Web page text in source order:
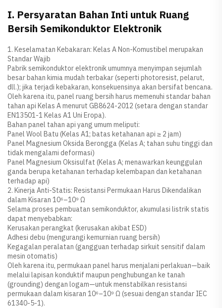
I. Persyaratan Bahan Inti untuk Ruang
Bersih Semikonduktor Elektronik
1. Keselamatan Kebakaran: Kelas A Non-Komustibel merupakan
Standar Wajib
Pabrik semikonduktor elektronik umumnya menyimpan sejumlah
besar bahan kimia mudah terbakar (seperti photoresist, pelarut,
dll.); jika terjadi kebakaran, konsekuensinya akan bersifat bencana.
Oleh karena itu, panel ruang bersih harus memenuhi standar bahan
tahan api Kelas A menurut GB8624-2012 (setara dengan standar
EN13501-1 Kelas A1 Uni Eropa).
Bahan panel tahan api yang umum meliputi:
Panel Wool Batu (Kelas A1; batas ketahanan api ≥ 2 jam)
Panel Magnesium Oksida Berongga (Kelas A; tahan suhu tinggi dan
tidak mengalami deformasi)
Panel Magnesium Oksisulfat (Kelas A; menawarkan keunggulan
ganda berupa ketahanan terhadap kelembapan dan ketahanan
terhadap api)
2. Kinerja Anti-Statis: Resistansi Permukaan Harus Dikendalikan
dalam Kisaran 10⁶–10⁹ Ω
Selama proses pembuatan semikonduktor, akumulasi listrik statis
dapat menyebabkan:
Kerusakan perangkat (kerusakan akibat ESD)
Adhesi debu (mengurangi kemurnian ruang bersih)
Kegagalan peralatan (gangguan terhadap sirkuit sensitif dalam
mesin otomatis)
Oleh karena itu, permukaan panel harus menjalani perlakuan—baik
melalui lapisan konduktif maupun penghubungan ke tanah
(grounding) dengan logam—untuk menstabilkan resistansi
permukaan dalam kisaran 10⁶–10⁹ Ω (sesuai dengan standar IEC
61340-5-1).